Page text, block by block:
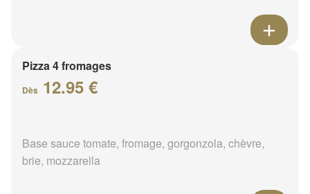
Pizza 4 fromages
Dès 12.95 €
Base sauce tomate, fromage, gorgonzola, chèvre,
brie, mozzarella